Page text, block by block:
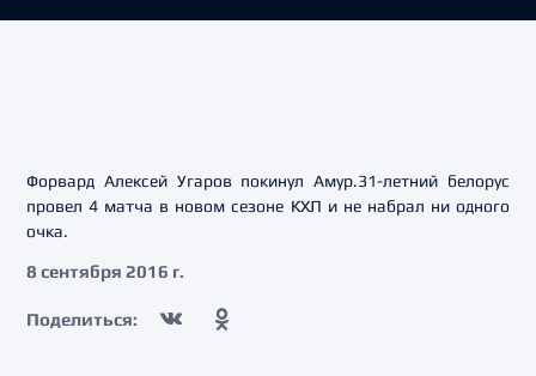
Форвард Алексей Угаров покинул Амур.31-летний белорус
провел 4 матча в новом сезоне КХЛ и не набрал ни одного
очка.
8 сентября 2016 г.
Поделиться: